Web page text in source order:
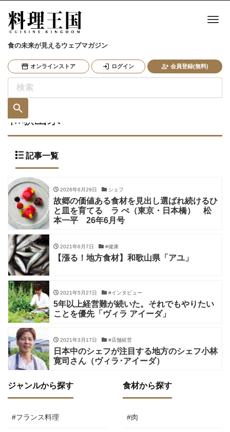
食の未来が見えるウェブマガジン
オンラインストア ログイン 会員登録(無料)
ナ
和歌山県
記事一覧
2026年6月29日 シェフ
故郷の価値ある食材を見出し選ばれ続けるひ
と皿を育てる ラ ぺ（東京・日本橋） 松
本一平 26年6月号
2021年6月7日 #健康
【漲る！地方食材】和歌山県「アユ」
2021年5月27日 #インタビュー
5年以上経営難が続いた。それでもやりたい
ことを優先「ヴィラ アイーダ」
2021年3月17日 #店舗経営
日本中のシェフが注目する地方のシェフ小林
寛司さん（ヴィラ･アイーダ）
ジャンルから探す
#フランス料理
食材から探す
#肉